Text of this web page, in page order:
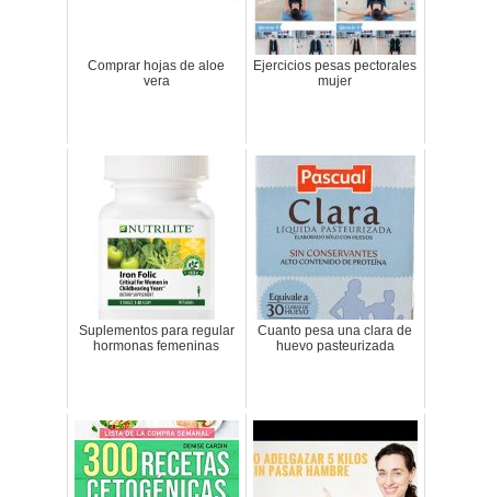
Comprar hojas de aloe
vera
Ejercicios pesas pectorales
mujer
Suplementos para regular
hormonas femeninas
Cuanto pesa una clara de
huevo pasteurizada